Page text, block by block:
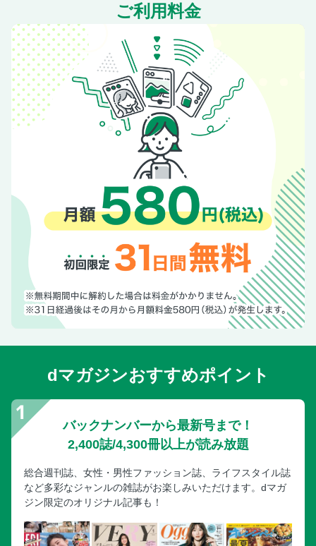
ご利用料金
dマガジンおすすめポイント
バックナンバーから最新号まで！
2,400誌/4,300冊以上が読み放題
総合週刊誌、女性・男性ファッション誌、ライフスタイル誌
など多彩なジャンルの雑誌がお楽しみいただけます。dマガ
ジン限定のオリジナル記事も！